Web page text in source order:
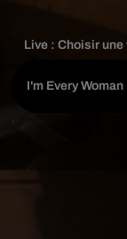
Live :Choisir une
I'm Every Woman